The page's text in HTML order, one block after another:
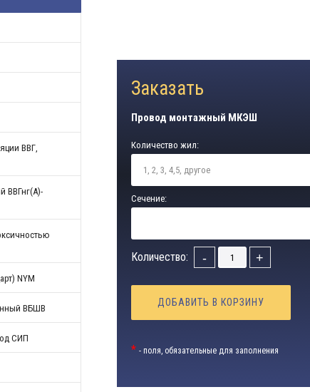
Заказать
Провод монтажный МКЭШ
Количество жил:
Сечение:
Количество: - +
ДОБАВИТЬ В КОРЗИНУ
* - поля, обязательные для заполнения
ВВГ,
ВВГнг(А)-
NYM
ВБШВ
СИП